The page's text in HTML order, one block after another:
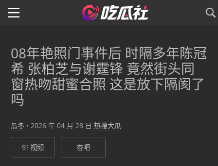
08年艳照门事件后 时隔多年陈冠
希 张柏芝与谢霆锋 竟然街头同
窗热吻甜蜜合照 这是放下隔阂了
吗
瓜冬 • 2026 年 04 月 28 日 热搜大瓜
91视频 杏吧